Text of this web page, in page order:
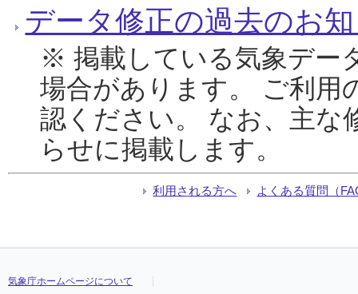
データ修正の過去のお
※ 掲載している気象デー
場合があります。 ご利用
認ください。 なお、主な
らせに掲載します。
利用される方へ よくある質問（
気象庁ホームページについて